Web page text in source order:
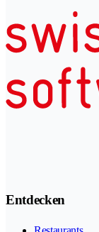
Entdecken